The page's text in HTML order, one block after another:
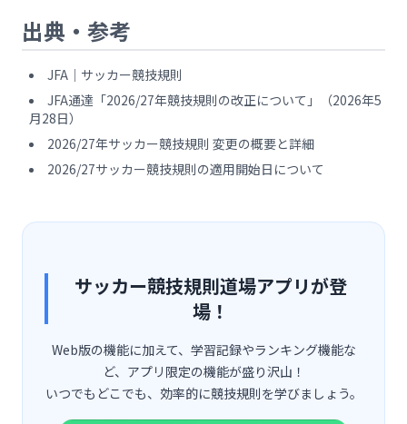
出典・参考
JFA｜サッカー競技規則
JFA通達「2026/27年競技規則の改正について」（2026年5
月28日）
2026/27年サッカー競技規則 変更の概要と詳細
2026/27サッカー競技規則の適用開始日について
サッカー競技規則道場アプリが登
場！
Web版の機能に加えて、学習記録やランキング機能な
ど、アプリ限定の機能が盛り沢山！
いつでもどこでも、効率的に競技規則を学びましょう。